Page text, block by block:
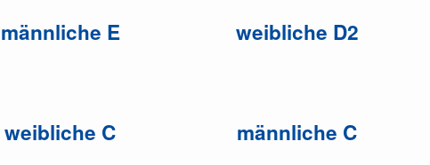
männliche E weibliche D2
weibliche C männliche C